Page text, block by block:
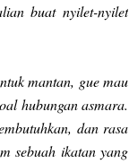
buat nyilet-nyilet
mantan, gue mau
hubungan asmara.
dan rasa
sebuah ikatan yang